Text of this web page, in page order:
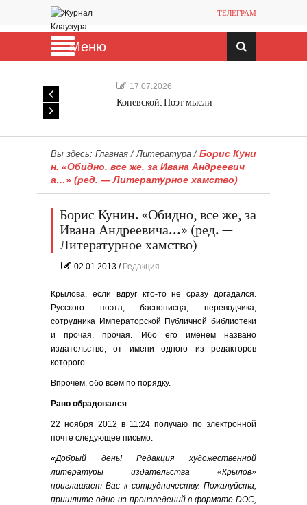
ТЕЛЕГРАМ
Меню
17.07.2026
Коневской. Поэт мысли
Вы здесь: Главная /Литература / Борис Куни
н. «Обидно, все же, за Ивана Андреевич
а…» (ред. — Литературное хамство)
Борис Кунин. «Обидно, все же, за
Ивана Андреевича…» (ред. —
Литературное хамство)
02.01.2013 / Редакция
Крылова, если вдруг кто-то не сразу догадался.
Русского поэта, баснописца, переводчика,
сотрудника Императорской Публичной библиотеки
и прочая, прочая. Ибо его именем названо
издательство, от имени одного из редакторов
которого…
Впрочем, обо всем по порядку.
Рано обрадовался
22 ноября 2012 в 11:24 получаю по электронной
почте следующее письмо:
«Добрый день!
Редакция художественной
литературы издательства «Крылов»
приглашает Вас к сотрудничеству. Пожалуйста,
пришлите одно из произведений в формате DOC,